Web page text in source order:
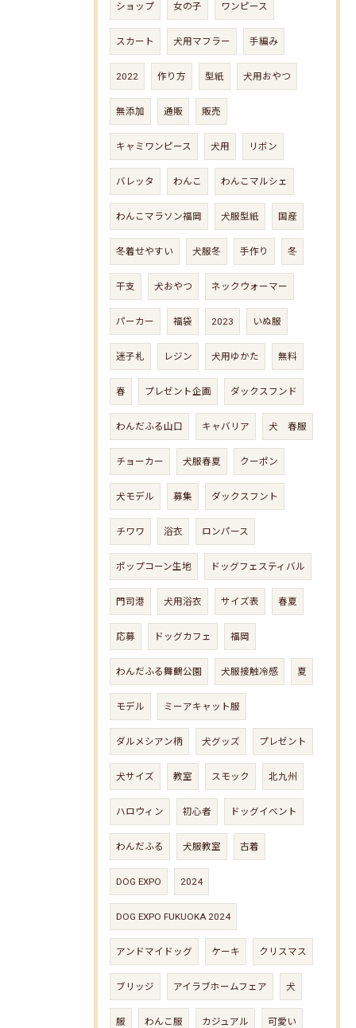
ショップ 女の子 ワンピース
スカート 犬用マフラー 手編み
2022 作り方 型紙 犬用おやつ
無添加 通販 販売
キャミワンピース 犬用 リボン
バレッタ わんこ わんこマルシェ
わんこマラソン福岡 犬服型紙 国産
冬着せやすい 犬服冬 手作り 冬
干支 犬おやつ ネックウォーマー
パーカー 福袋 2023 いぬ服
迷子札 レジン 犬用ゆかた 無料
春 プレゼント企画 ダックスフンド
わんだふる山口 キャバリア 犬 春服
チョーカー 犬服春夏 クーポン
犬モデル 募集 ダックスフント
チワワ 浴衣 ロンパース
ポップコーン生地 ドッグフェスティバル
門司港 犬用浴衣 サイズ表 春夏
応募 ドッグカフェ 福岡
わんだふる舞鶴公園 犬服接触冷感 夏
モデル ミーアキャット服
ダルメシアン柄 犬グッズ プレゼント
犬サイズ 教室 スモック 北九州
ハロウィン 初心者 ドッグイベント
わんだふる 犬服教室 古着
DOG EXPO 2024
DOG EXPO FUKUOKA 2024
アンドマイドッグ ケーキ クリスマス
ブリッジ アイラブホームフェア 犬
服 わんこ服 カジュアル 可愛い